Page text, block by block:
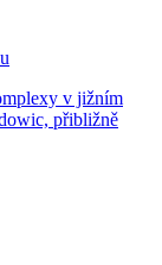
v jižním
přibližně